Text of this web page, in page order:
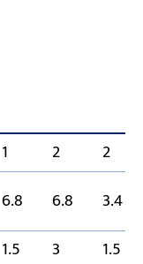
1 2
2
6.8 6.8 3.4
1.5 3
1.5